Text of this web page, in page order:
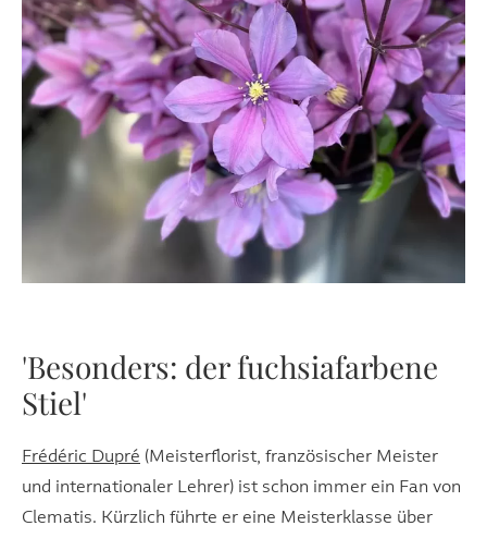
'Besonders: der fuchsiafarbene
Stiel'
Frédéric Dupré (Meisterflorist, französischer Meister
und internationaler Lehrer) ist schon immer ein Fan von
Clematis. Kürzlich führte er eine Meisterklasse über